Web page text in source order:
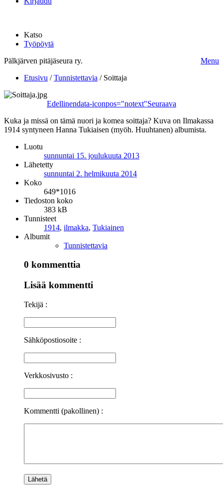
Katso
Työpöytä
Pälkjärven pitäjäseura ry.
Menu
Etusivu /Tunnistettavia / Soittaja
Edellinendata-iconpos="notext"Seuraava
Kuka ja missä on tämä nuori ja komea soittaja? Kuva on Ilmakassa
1914 syntyneen Hanna Tukiaisen (myöh. Huuhtanen) albumista.
Luotu
sunnuntai 15. joulukuuta 2013
Lähetetty
sunnuntai 2. helmikuuta 2014
Koko
649*1016
Tiedoston koko
383 kB
Tunnisteet
1914, ilmakka, Tukiainen
Albumit
Tunnistettavia
0 kommenttia
Lisää kommentti
Tekijä :
Sähköpostiosoite :
Verkkosivusto :
Kommentti (pakollinen) :